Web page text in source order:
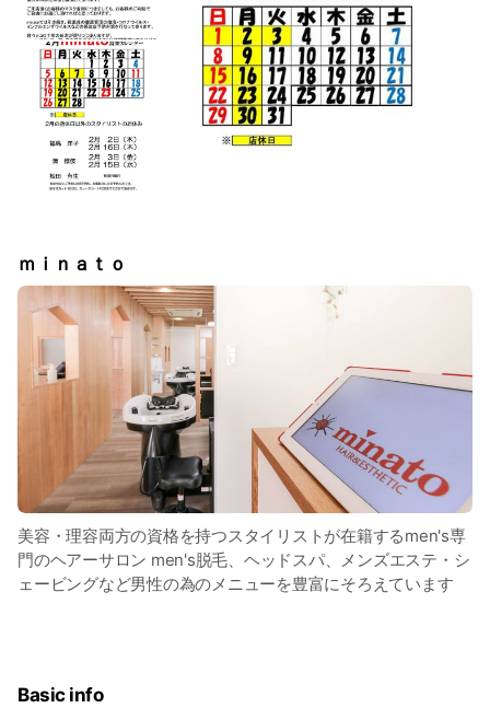
ｍｉｎａｔｏ
美容・理容両方の資格を持つスタイリストが在籍するmen's専
門のヘアーサロン men's脱毛、ヘッドスパ、メンズエステ・シ
ェービングなど男性の為のメニューを豊富にそろえています
Basic info